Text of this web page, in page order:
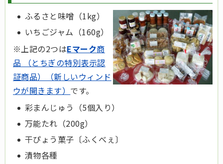
ふるさと味噌（1kg）
いちごジャム（160g）
※上記の2つはEマーク商
品 （とちぎの特別表示認
証商品）（新しいウィンド
ウが開きます） です。
彩まんじゅう（5個入り）
万能たれ（200g）
干ぴょう菓子〔ふくべぇ〕
漬物各種